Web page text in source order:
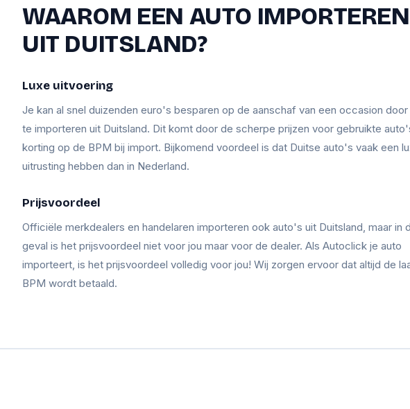
WAAROM EEN AUTO IMPORTEREN
UIT DUITSLAND?
Luxe uitvoering
Je kan al snel duizenden euro's besparen op de aanschaf van een occasion
te importeren uit Duitsland. Dit komt door de scherpe prijzen voor gebruikte
korting op de BPM bij import. Bijkomend voordeel is dat Duitse auto's vaak een
uitrusting hebben dan in Nederland.
Prijsvoordeel
Officiële merkdealers en handelaren importeren ook auto's uit Duitsland, maar in
geval is het prijsvoordeel niet voor jou maar voor de dealer. Als Autoclick je auto
importeert, is het prijsvoordeel volledig voor jou! Wij zorgen ervoor dat altijd de
BPM wordt betaald.